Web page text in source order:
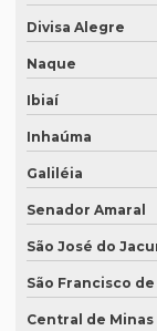
Serviço de revisão
Serviço de revisão
Serviço de revisão
Serviço de revisão
Serviço de revisão
Serviço de revisão
Serviço de
Serviço tradução
Divisa Alegre
Naque
Ibiaí
Inhaúma
Galiléia
Senador Amaral
São José do
São Francisco de
Central de Minas